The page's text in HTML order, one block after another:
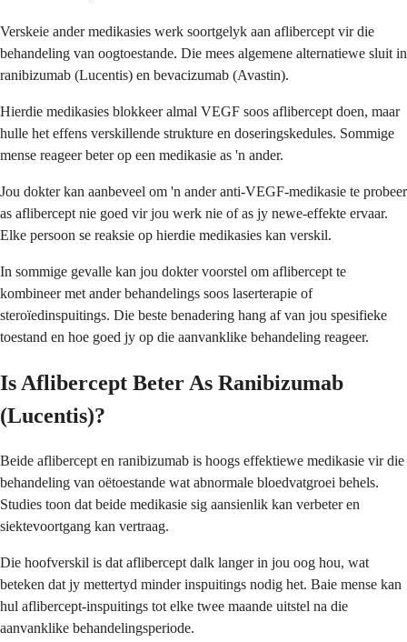
Verskeie ander medikasies werk soortgelyk aan aflibercept vir die
behandeling van oogtoestande. Die mees algemene alternatiewe sluit in
ranibizumab (Lucentis) en bevacizumab (Avastin).
Hierdie medikasies blokkeer almal VEGF soos aflibercept doen, maar
hulle het effens verskillende strukture en doseringskedules. Sommige
mense reageer beter op een medikasie as 'n ander.
Jou dokter kan aanbeveel om 'n ander anti-VEGF-medikasie te probeer
as aflibercept nie goed vir jou werk nie of as jy newe-effekte ervaar.
Elke persoon se reaksie op hierdie medikasies kan verskil.
In sommige gevalle kan jou dokter voorstel om aflibercept te
kombineer met ander behandelings soos laserterapie of
steroïedinspuitings. Die beste benadering hang af van jou spesifieke
toestand en hoe goed jy op die aanvanklike behandeling reageer.
Is Aflibercept Beter As Ranibizumab
(Lucentis)?
Beide aflibercept en ranibizumab is hoogs effektiewe medikasie vir die
behandeling van oëtoestande wat abnormale bloedvatgroei behels.
Studies toon dat beide medikasie sig aansienlik kan verbeter en
siektevoortgang kan vertraag.
Die hoofverskil is dat aflibercept dalk langer in jou oog hou, wat
beteken dat jy mettertyd minder inspuitings nodig het. Baie mense kan
hul aflibercept-inspuitings tot elke twee maande uitstel na die
aanvanklike behandelingsperiode.